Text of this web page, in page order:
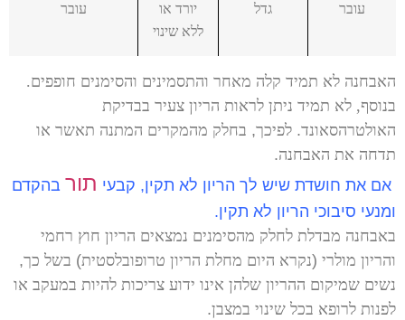
עובר
גדל
יורד או
ללא שינוי
עובר
האבחנה לא תמיד קלה מאחר והתסמינים והסימנים חופפים.
בנוסף, לא תמיד ניתן לראות הריון צעיר בבדיקת
האולטרהסאונד. לפיכך, בחלק מהמקרים המתנה תאשר או
תדחה את האבחנה.
אם את חושדת שיש לך הריון לא תקין, קבעי תור בהקדם
ומנעי סיבוכי הריון לא תקין.
באבחנה מבדלת לחלק מהסימנים נמצאים הריון חוץ רחמי
והריון מולרי (נקרא היום מחלת הריון טרופובלסטית) בשל כך,
נשים שמיקום ההריון שלהן אינו ידוע צריכות להיות במעקב או
לפנות לרופא בכל שינוי במצבן.